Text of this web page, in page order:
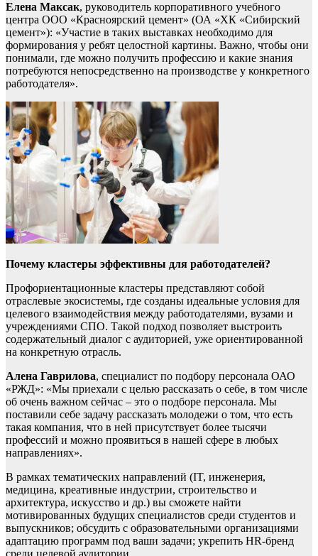
Елена Максак, руководитель корпоративного учебного
центра ООО «Красноярский цемент» (ОА «ХК «Сибирский
цемент»): «Участие в таких выставках необходимо для
формирования у ребят целостной картины. Важно, чтобы они
понимали, где можно получить профессию и какие знания
потребуются непосредственно на производстве у конкретного
работодателя».
Почему кластеры эффективны для работодателей?
Профориентационные кластеры представляют собой
отраслевые экосистемы, где созданы идеальные условия для
целевого взаимодействия между работодателями, вузами и
учреждениями СПО. Такой подход позволяет выстроить
содержательный диалог с аудиторией, уже ориентированной
на конкретную отрасль.
Алена Гаврилова, специалист по подбору персонала ОАО
«РЖД»: «Мы приехали с целью рассказать о себе, в том числе
об очень важном сейчас – это о подборе персонала. Мы
поставили себе задачу рассказать молодежи о том, что есть
такая компания, что в ней присутствует более тысячи
профессий и можно проявиться в нашей сфере в любых
направлениях».
В рамках тематических направлений (IT, инженерия,
медицина, креативные индустрии, строительство и
архитектура, искусство и др.) вы сможете найти
мотивированных будущих специалистов среди студентов и
выпускников; обсудить с образовательными организациями
адаптацию программ под ваши задачи; укрепить HR-бренд
среди целевой аудитории.